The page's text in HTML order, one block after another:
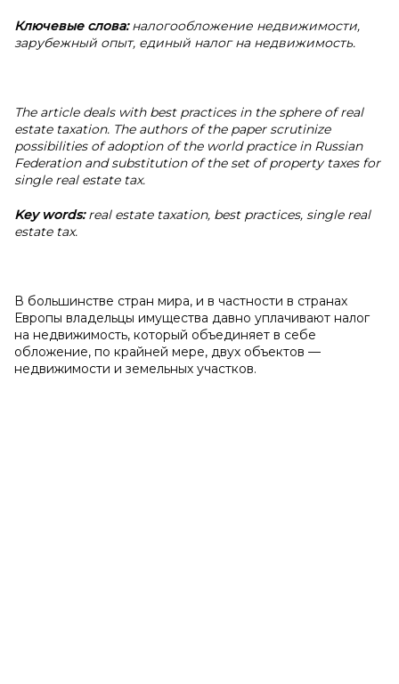
Ключевые слова:налогообложение недвижимости,
зарубежный опыт, единый налог на недвижимость.
The article deals with best practices in the sphere of real
estate taxation. The authors of the paper scrutinize
possibilities of adoption of the world practice in Russian
Federation and substitution of the set of property taxes for
single real estate tax.
Key words:real estate taxation, best practices, single real
estate tax.
В большинстве стран мира, и в частности в странах
Европы владельцы имущества давно уплачивают налог
на недвижимость, который объединяет в себе
обложение, по крайней мере, двух объектов —
недвижимости и земельных участков.